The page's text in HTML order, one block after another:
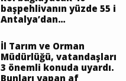
başpehlivanın yüzde 55 i
Antalya’dan…
İl Tarım ve Orman
Müdürlüğü, vatandaşları
3 önemli konuda uyardı.
Bunları yapan af